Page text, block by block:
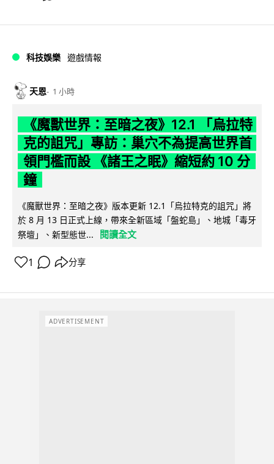
科技娛樂 遊戲情報
天恩 1 小時
《魔獸世界：至暗之夜》12.1 「烏拉特
克的詛咒」專訪：巢穴不為提高世界首
領門檻而設 《諸王之眠》縮短約 10 分
鐘
《魔獸世界：至暗之夜》版本更新 12.1「烏拉特克的詛咒」將
於 8 月 13 日正式上線，帶來全新區域「盤蛇島」、地城「毒牙
祭壇」、新型態世...
閱讀全文
1 分享
ADVERTISEMENT